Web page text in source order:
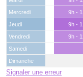
Mercredi
9h -
Jeudi
9h -
Vendredi
9h -
Samedi
Dimanche
Signaler une erreur